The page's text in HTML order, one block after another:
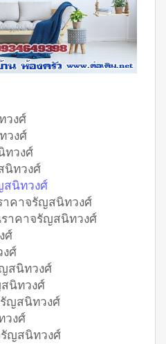
วงศ์
วงศ์
ทวงศ์
นิทวงศ์
สนิทวงศ์
าคาจรัญสนิทวงศ์
าคาจรัญสนิทวงศ์
ศ์
ศ์
สนิทวงศ์
นิทวงศ์
ญสนิทวงศ์
วงศ์
ญสนิทวงศ์